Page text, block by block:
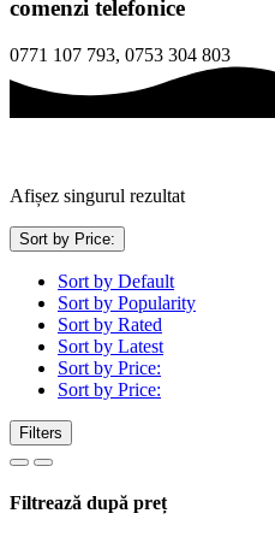
comenzi telefonice
0771 107 793, 0753 304 803
Afișez singurul rezultat
Sort by Price:
Sort by Default
Sort by Popularity
Sort by Rated
Sort by Latest
Sort by Price:
Sort by Price:
Filters
Filtrează după preț